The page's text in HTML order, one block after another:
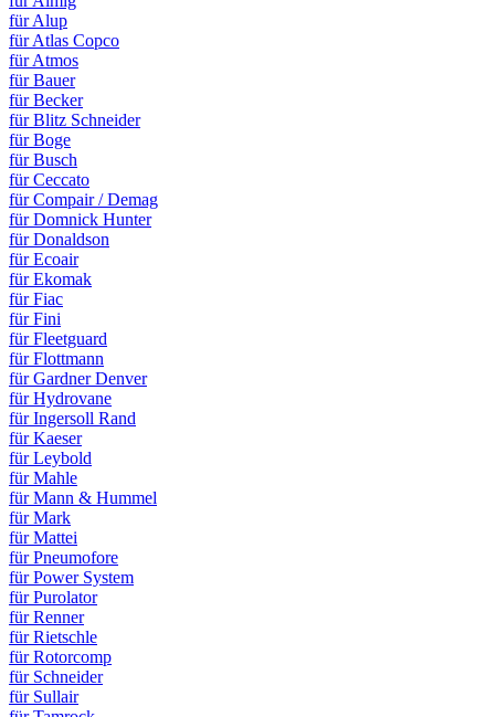
für Alup
für Atlas Copco
für Atmos
für Bauer
für Becker
für Blitz Schneider
für Boge
für Busch
für Ceccato
für Compair / Demag
für Domnick Hunter
für Donaldson
für Ecoair
für Ekomak
für Fiac
für Fini
für Fleetguard
für Flottmann
für Gardner Denver
für Hydrovane
für Ingersoll Rand
für Kaeser
für Leybold
für Mahle
für Mann & Hummel
für Mark
für Mattei
für Pneumofore
für Power System
für Purolator
für Renner
für Rietschle
für Rotorcomp
für Schneider
für Sullair